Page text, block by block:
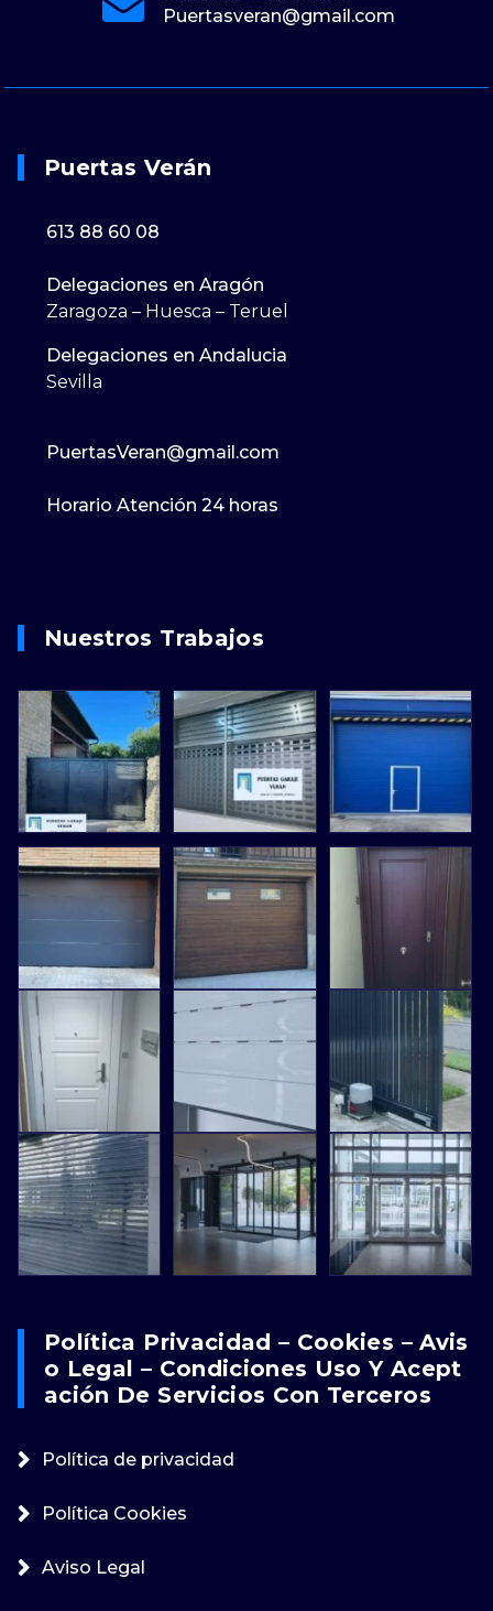
Puertasveran@gmail.com
Puertas Verán
613 88 60 08
Delegaciones en Aragón
Zaragoza – Huesca – Teruel
Delegaciones en Andalucia
Sevilla
PuertasVeran@gmail.com
Horario Atención 24 horas
Nuestros Trabajos
Política Privacidad – Cookies – Avis
O Legal – Condiciones Uso Y Acept
Ación De Servicios Con Terceros
Política de privacidad
Política Cookies
Aviso Legal